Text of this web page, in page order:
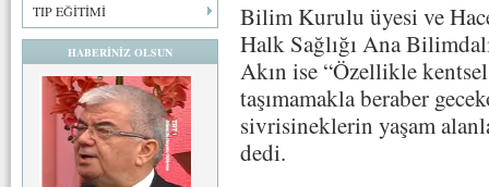
TIP EĞİTİMİ
HABERİNİZ OLSUN
Bilim Kurulu üyesi ve
Halk Sağlığı Ana
Akın ise “Özellikle
taşımamakla beraber
sivrisineklerin yaşam
dedi.